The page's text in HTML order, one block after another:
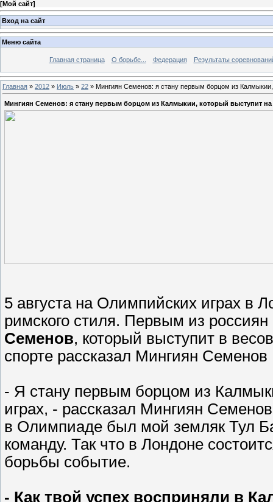
[Мой сайт]
Вход на сайт
Меню сайта
Главная страница О борьбе... Федерация Результаты
Главная » 2012 » Июль » 22 » Мингиян Семенов: я стану первым борцом из
Мингиян Семенов: я стану первым борцом из Калмыкии, который выступит
5 августа на Олимпийских играх в
римского стиля. Первым из
Семенов, который выступит в
спорте рассказал Мингиян Семенов
- Я стану первым борцом из
играх, - рассказал Мингиян
в Олимпиаде был мой земляк Тул
команду. Так что в Лондоне
борьбы событие.
- Как твой успех восприняли в